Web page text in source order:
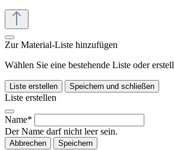
Zur Material-Liste hinzufügen
Wählen Sie eine bestehende Liste oder
Liste erstellen Speichern und schließen
Liste erstellen
Name*
Der Name darf nicht leer sein.
Abbrechen Speichern